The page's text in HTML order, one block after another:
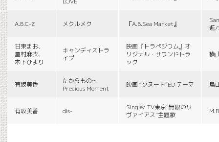
A.B.C-Z メクルメク 『A.B.Sea Market』
進/
甘束まお、
星村麻衣、
木下ひより
キャンディストラ
イプ
映画『トラペジウム』オ
リジナル・サウンドトラ
ック
横
有坂美香
たからもの〜
Precious Moment
映画 “クヌート”ED テーマ 鳥
有坂美香 dis-
Single/ TV東京“無限のリ
ヴァイアス”主題歌